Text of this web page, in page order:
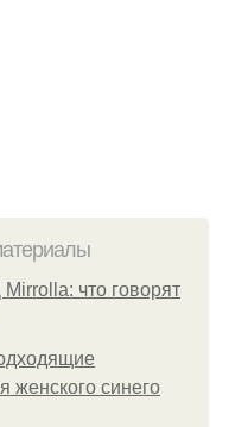
что говорят
женского синего